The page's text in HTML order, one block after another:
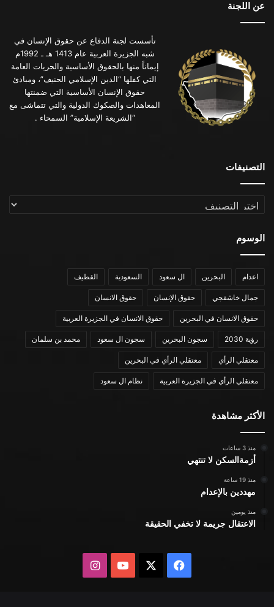
عن اللجنة
تأسست لجنة الدفاع عن حقوق الإنسان في
شبه الجزيرة العربية عام 1413 هـ ـ 1992م
إيماناً منها بالحقوق الأساسية والحريات العامة
التي كفلها “الدين الإسلامي الحنيف”، ومبادئ
حقوق الإنسان الأساسية التي ضمنتها
المعاهدات والصكوك الدولية والتي تتماشى مع
“الشريعة الإسلامية” السمحاء .
التصنيفات
التصنيفات
الوسوم
اعدام البحرين ال سعود السعودية القطيف
جمال خاشقجي حقوق الإنسان حقوق الانسان
حقوق الانسان في البحرين حقوق الانسان في الجزيرة العربية
رؤية 2030 سجون البحرين سجون ال سعود محمد بن سلمان
معتقلي الرأي معتقلي الرأي في البحرين
معتقلي الرأي في الجزيرة العربية نظام ال سعود
الأكثر مشاهدة
منذ 3 ساعات
أزمةالسكن لا تنتهي
منذ 19 ساعة
مهددين بالإعدام
منذ يومين
الاعتقال جريمة لا تخفي الحقيقة
فيسبوك يوتيوبانستقرام